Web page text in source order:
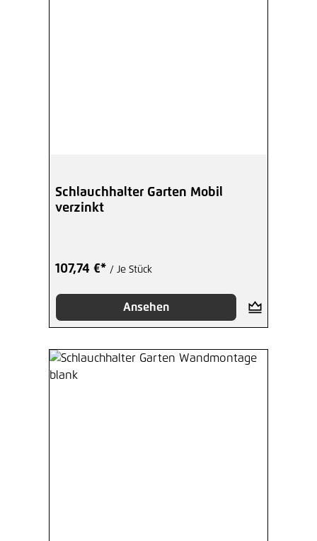
Schlauchhalter Garten Mobil
verzinkt
107,74 €* / Je Stück
Ansehen